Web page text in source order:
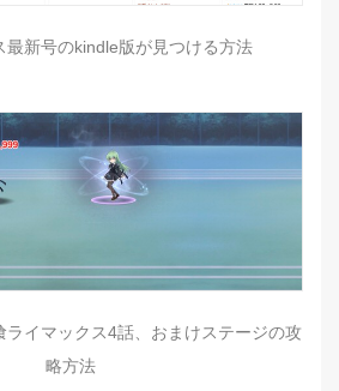
最新号のkindle版が見つける方法
ライマックス4話、おまけステージの攻
略方法